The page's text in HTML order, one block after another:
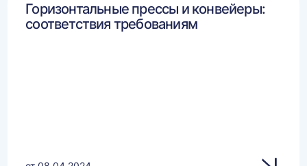
Горизонтальные прессы и конвейеры:
соответствия требованиям